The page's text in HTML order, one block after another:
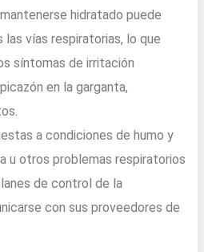
hidratado puede
las vías respiratorias, lo que
síntomas de irritación
en la garganta,
a condiciones de humo y
u otros problemas respiratorios
de control de la
con sus proveedores de